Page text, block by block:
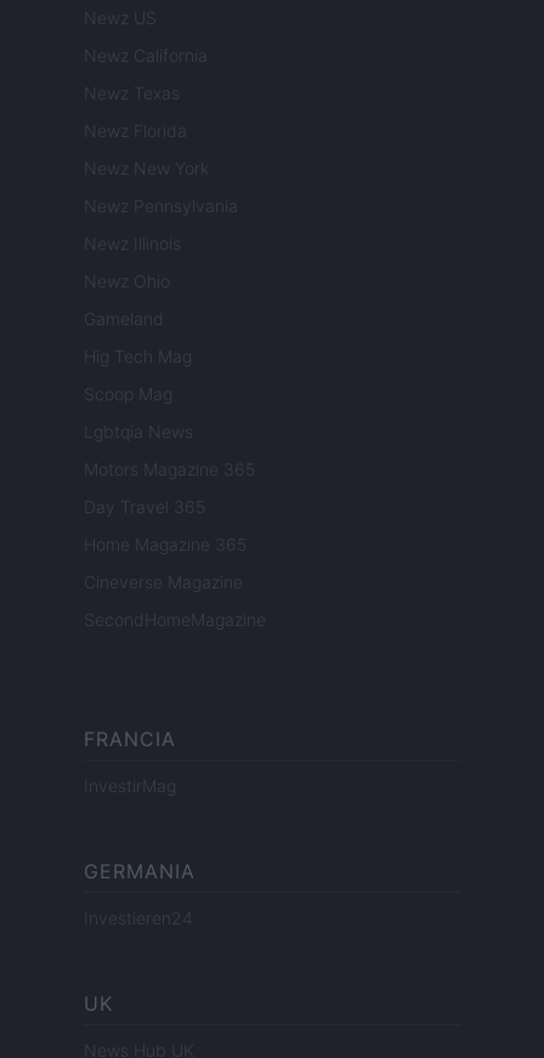
Newz US
Newz California
Newz Texas
Newz Florida
Newz New York
Newz Pennsylvania
Newz Illinois
Newz Ohio
Gameland
Hig Tech Mag
Scoop Mag
Lgbtqia News
Motors Magazine 365
Day Travel 365
Home Magazine 365
Cineverse Magazine
SecondHomeMagazine
FRANCIA
InvestirMag
GERMANIA
Investieren24
UK
News Hub UK